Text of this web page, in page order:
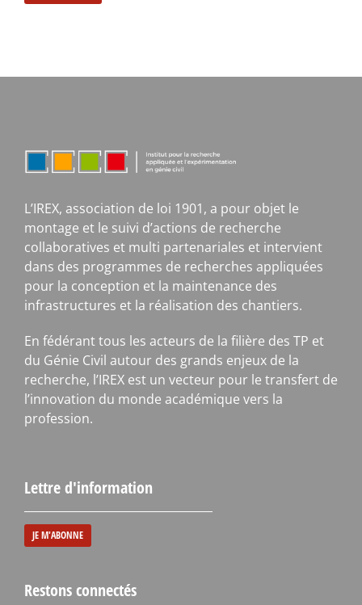
L’IREX, association de loi 1901, a pour objet le
montage et le suivi d’actions de recherche
collaboratives et multi partenariales et intervient
dans des programmes de recherches appliquées
pour la conception et la maintenance des
infrastructures et la réalisation des chantiers.
En fédérant tous les acteurs de la filière des TP et
du Génie Civil autour des grands enjeux de la
recherche, l’IREX est un vecteur pour le transfert de
l’innovation du monde académique vers la
profession.
Lettre d'information
JE M'ABONNE
Restons connectés